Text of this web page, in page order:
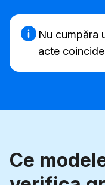
Nu cumpăra
acte
Ce